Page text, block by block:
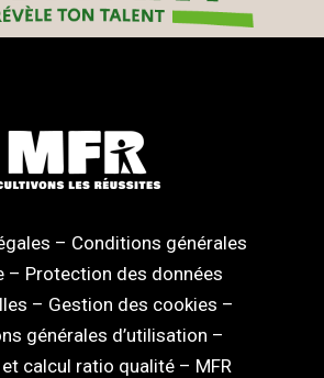
– Conditions générales
– Protection des données
– Gestion des cookies –
générales d’utilisation –
calcul ratio qualité – MFR